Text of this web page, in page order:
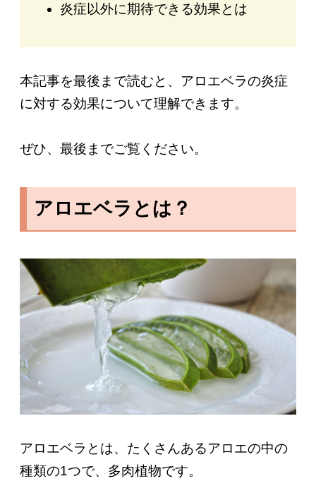
炎症以外に期待できる効果とは
本記事を最後まで読むと、アロエベラの炎症
に対する効果について理解できます。
ぜひ、最後までご覧ください。
アロエベラとは？
アロエベラとは、たくさんあるアロエの中の
種類の1つで、多肉植物です。